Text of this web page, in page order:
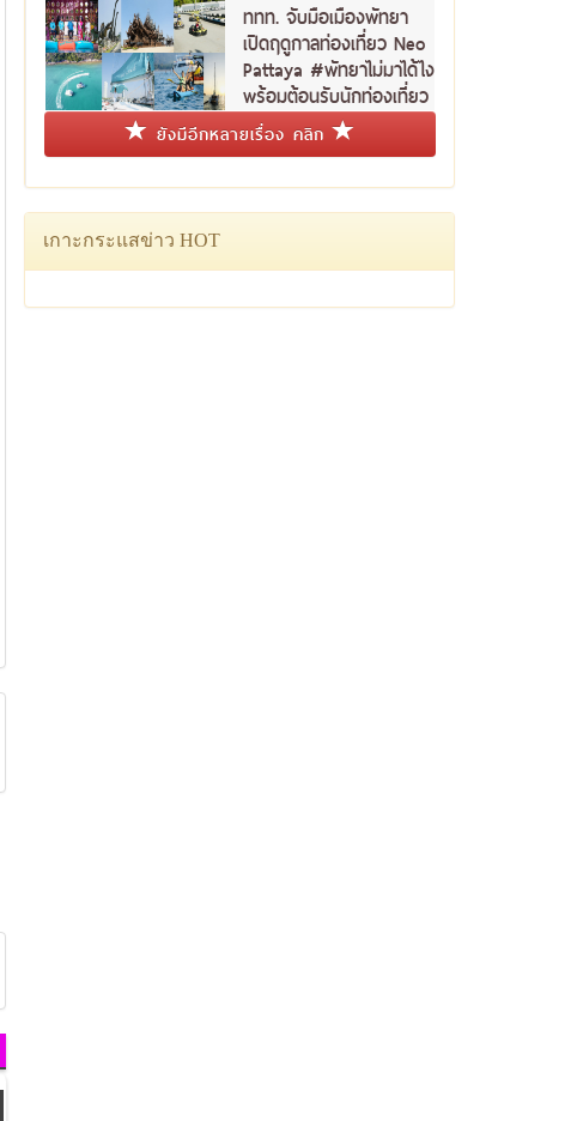
ททท. จับมือเมืองพัทยา
เปิดฤดูกาลท่องเที่ยว Neo
Pattaya #พัทยาไม่มาได้ไง
พร้อมต้อนรับนักท่องเที่ยว
ชาวไทย
ยังมีอีกหลายเรื่อง คลิก
เกาะกระแสข่าว HOT